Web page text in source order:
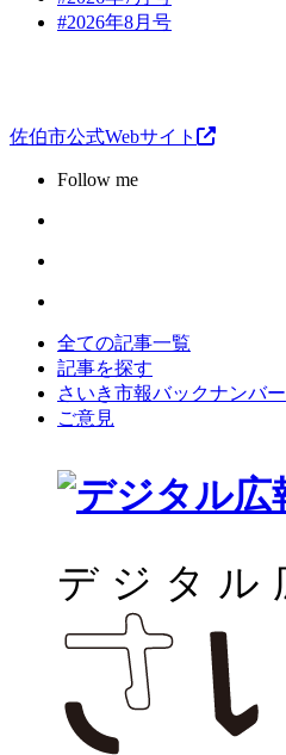
#2026年8月号
佐伯市公式Webサイト
Follow me
全ての記事一覧
記事を探す
さいき市報バックナンバー
ご意見